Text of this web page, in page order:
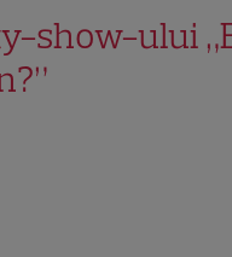
show-ului